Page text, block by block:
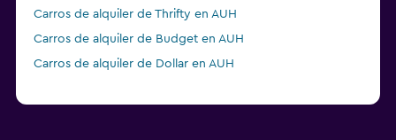
Carros de alquiler de Thrifty en AUH
Carros de alquiler de Budget en AUH
Carros de alquiler de Dollar en AUH